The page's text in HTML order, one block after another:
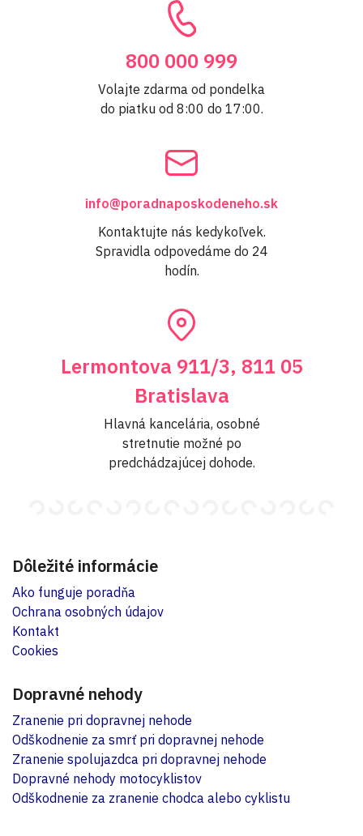
800 000 999
Volajte zdarma od pondelka
do piatku od 8:00 do 17:00.
info@poradnaposkodeneho.sk
Kontaktujte nás kedykoľvek.
Spravidla odpovedáme do 24
hodín.
Lermontova 911/3, 811 05
Bratislava
Hlavná kancelária, osobné
stretnutie možné po
predchádzajúcej dohode.
Dôležité informácie
Ako funguje poradňa
Ochrana osobných údajov
Kontakt
Cookies
Dopravné nehody
Zranenie pri dopravnej nehode
Odškodnenie za smrť pri dopravnej nehode
Zranenie spolujazdca pri dopravnej nehode
Dopravné nehody motocyklistov
Odškodnenie za zranenie chodca alebo cyklistu